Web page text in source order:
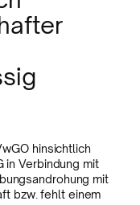
hinsichtlich
in Verbindung mit
mit
bzw. fehlt einem